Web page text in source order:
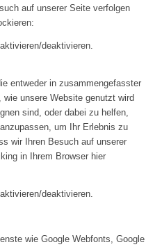
auf unserer Seite verfolgen
deaktivieren.
entweder in zusammengefasster
unsere Website genutzt wird
sind, oder dabei zu helfen,
um Ihr Erlebnis zu
wir Ihren Besuch auf unserer
in Ihrem Browser hier
deaktivieren.
wie Google Webfonts, Google